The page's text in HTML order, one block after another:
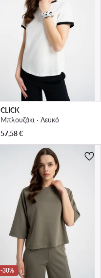
CLICK
Μπλουζάκι · Λευκό
57,58€
-30%